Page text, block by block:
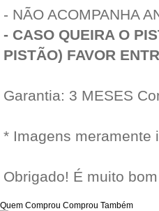
- NÃO ACOMPANHA
- CASO QUEIRA O
PISTÃO) FAVOR
Garantia: 3 MESES
* Imagens meramente
Obrigado! É muito
Quem Comprou Comprou Também